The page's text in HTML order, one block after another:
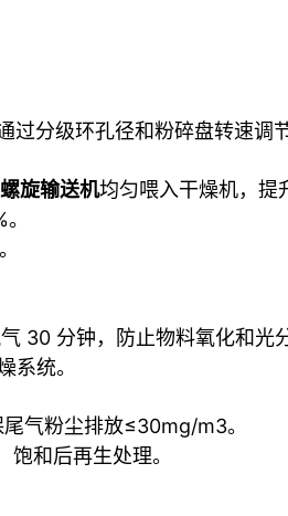
分级环孔径和粉碎盘转速调节
螺旋输送机均匀喂入干燥机，提
30 分钟，防止物料氧化和光分
系统。
气粉尘排放≤30mg/m3。
和后再生处理。